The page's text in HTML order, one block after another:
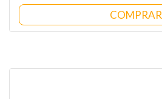
COMPRAR